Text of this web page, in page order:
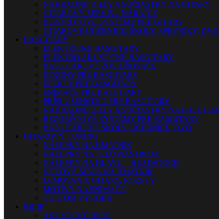
NÁHRADNÉ DIELY A SÚČIASTKY NA GITARY
GITAROVÝ SERVIS – NÁRADIE
BEZDRÔTOVÉ SYSTÉMY PRE GITARY
GITAROVÉ UČEBNICE, ŠKOLY, SPEVNÍKY, DVD
BASGITARY
ELEKTRICKÉ BASGITARY
ELEKTRO AKUSTICKÉ BASGITARY
BASGITAROVÉ ZOSILŇOVAČE
STRUNY PRE BASGITARY
EFEKTY PRE BASGITARY
SNÍMAČE PRE BASGITARY
PRÍSLUŠENSTVO PRE BASGITARY
NÁHRADNÉ DIELY A SÚČIASTKY NA
BEZDRÔTOVÉ SYSTÉMY PRE BASGITARY
BASGITAROVÉ ŠKOLY, UČEBNICE, DVD
GITAROVÝ TUNING
NÁLEPKY NA HMATNÍK
NÁLEPKY NA TELO NÁSTROJA
NÁLEPKY NA HLAVU – HEADSTOCK
NOTOVÁ MAPA NA HMATNÍK
LEMOVANIE GITARY, ROZETY
MOTÍVY NA SNÍMAČE
CUSTOM VÝROBA
BICIE
AKUSTICKÉ BICIE